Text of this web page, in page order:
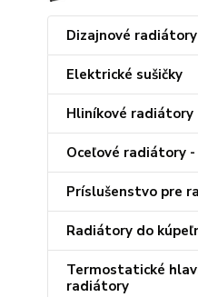
Dizajnové radiátory
Elektrické sušičky
Hliníkové radiátory
Oceľové radiátory
Príslušenstvo pre
Radiátory do
Termostatické
radiátory